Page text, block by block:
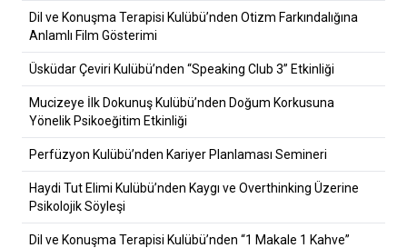
Dil ve Konuşma Terapisi Kulübü’nden Otizm Farkındalığına
Anlamlı Film Gösterimi
Üsküdar Çeviri Kulübü’nden “Speaking Club 3” Etkinliği
Mucizeye İlk Dokunuş Kulübü’nden Doğum Korkusuna
Yönelik Psikoeğitim Etkinliği
Perfüzyon Kulübü’nden Kariyer Planlaması Semineri
Haydi Tut Elimi Kulübü’nden Kaygı ve Overthinking Üzerine
Psikolojik Söyleşi
Dil ve Konuşma Terapisi Kulübü’nden “1 Makale 1 Kahve”